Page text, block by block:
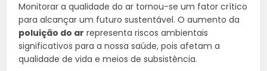
Monitorar a qualidade do ar tornou-se um fator crítico
para alcançar um futuro sustentável. O aumento da
poluição do ar representa riscos ambientais
significativos para a nossa saúde, pois afetam a
qualidade de vida e meios de subsistência.